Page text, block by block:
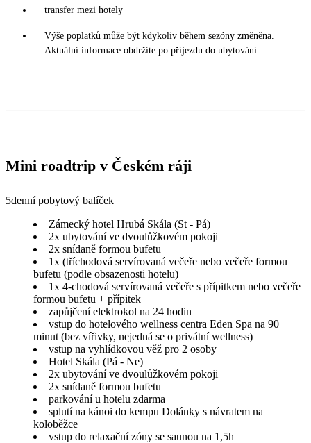
transfer mezi hotely
Výše poplatků může být kdykoliv během sezóny změněna.
Aktuální informace obdržíte po příjezdu do ubytování.
Mini roadtrip v Českém ráji
5denní pobytový balíček
Zámecký hotel Hrubá Skála (St - Pá)
2x ubytování ve dvoulůžkovém pokoji
2x snídaně formou bufetu
1x (tříchodová servírovaná večeře nebo večeře formou
bufetu (podle obsazenosti hotelu)
1x 4-chodová servírovaná večeře s přípitkem nebo večeře
formou bufetu + přípitek
zapůjčení elektrokol na 24 hodin
vstup do hotelového wellness centra Eden Spa na 90
minut (bez vířivky, nejedná se o privátní wellness)
vstup na vyhlídkovou věž pro 2 osoby
Hotel Skála (Pá - Ne)
2x ubytování ve dvoulůžkovém pokoji
2x snídaně formou bufetu
parkování u hotelu zdarma
splutí na kánoi do kempu Dolánky s návratem na
koloběžce
vstup do relaxační zóny se saunou na 1,5h